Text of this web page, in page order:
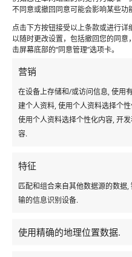
不同意或撤回同意可能会影响某些功
点击下方按钮接受以上条款或进行
以随时更改设置，包括撤回您的同
击屏幕底部的“同意管理”选项卡。
营销
在设备上存储和/或访问信息, 使用
建个人资料, 使用个人资料选择个
使用个人资料选择个性化内容, 开
容.
特征
匹配和组合来自其他数据源的数据
输的信息识别设备.
使用精确的地理位置数据.
罗切斯
一，位于该岛南部，靠
阅